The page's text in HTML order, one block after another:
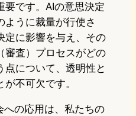
要です。AIの意思決定
ように裁量が行使さ
定に影響を与え、その
審査）プロセスがどの
点について、透明性と
不可欠です。
への応用は、私たちの